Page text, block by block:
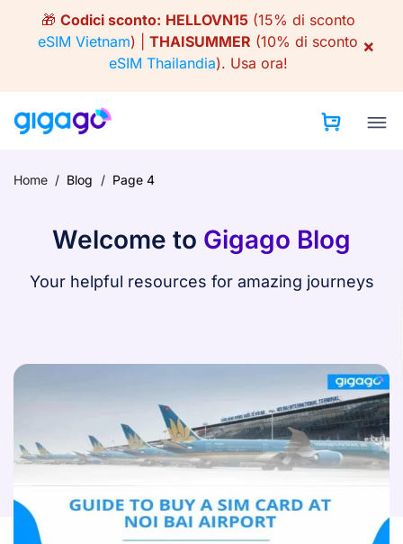
content
🎁 Codici sconto: HELLOVN15(15% di sconto
eSIM Vietnam) | THAISUMMER (10% di sconto
eSIM Thailandia). Usa ora!
×
Home / Blog / Page 4
Welcome to Gigago Blog
Your helpful resources for amazing journeys